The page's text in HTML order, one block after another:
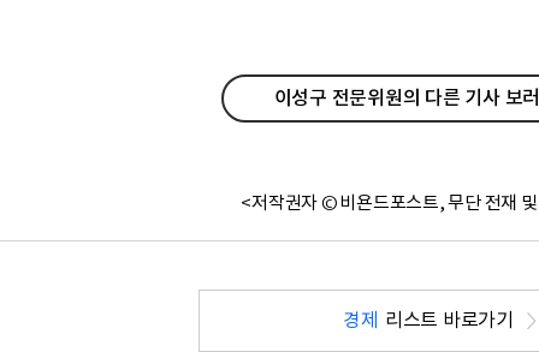
이성구 전문위원의 다른 기사 보
<저작권자 © 비욘드포스트, 무단 전재
경제 리스트 바로가기